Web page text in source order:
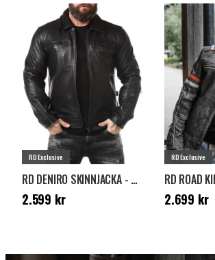
RD Exclusive
RD DENIRO SKINNJACKA - SVART
Pris:2.599 kr
2.599 kr
RD Exclusive
Pris:2.699 kr
2.699 kr